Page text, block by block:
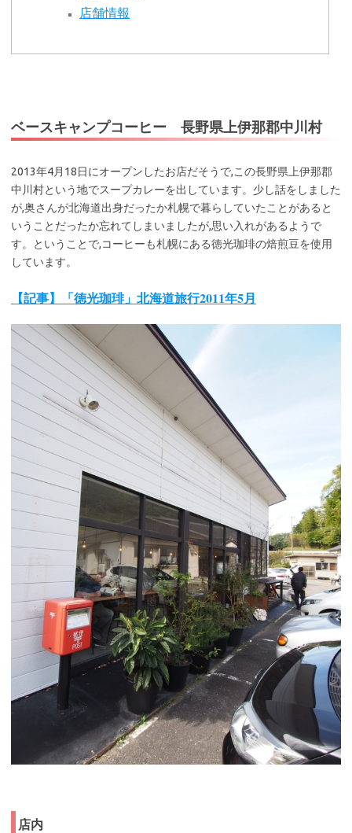
店舗情報
ベースキャンプコーヒー 長野県上伊那郡中川村
2013年4月18日にオープンしたお店だそうで,この長野県上伊那郡
中川村という地でスープカレーを出しています。少し話をしました
が,奥さんが北海道出身だったか札幌で暮らしていたことがあると
いうことだったか忘れてしまいましたが,思い入れがあるようで
す。ということで,コーヒーも札幌にある徳光珈琲の焙煎豆を使用
しています。
【記事】「徳光珈琲」北海道旅行2011年5月
店内